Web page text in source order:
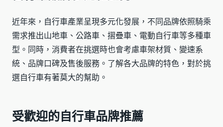
近年來，自行車產業呈現多元化發展，不同品牌依照騎乘
需求推出山地車、公路車、摺疊車、電動自行車等多種車
型。同時，消費者在挑選時也會考慮車架材質、變速系
統、品牌口碑及售後服務。了解各大品牌的特色，對於挑
選自行車有著莫大的幫助。
受歡迎的自行車品牌推薦